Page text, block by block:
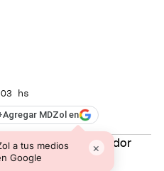
hs
Agregar MDZol en
a tus medios
Google
×
Foto: El Espectador